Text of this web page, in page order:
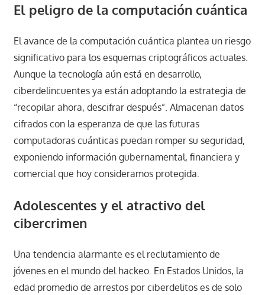
El peligro de la computación cuántica
El avance de la computación cuántica plantea un riesgo
significativo para los esquemas criptográficos actuales.
Aunque la tecnología aún está en desarrollo,
ciberdelincuentes ya están adoptando la estrategia de
“recopilar ahora, descifrar después”. Almacenan datos
cifrados con la esperanza de que las futuras
computadoras cuánticas puedan romper su seguridad,
exponiendo información gubernamental, financiera y
comercial que hoy consideramos protegida.
Adolescentes y el atractivo del
cibercrimen
Una tendencia alarmante es el reclutamiento de
jóvenes en el mundo del hackeo. En Estados Unidos, la
edad promedio de arrestos por ciberdelitos es de solo